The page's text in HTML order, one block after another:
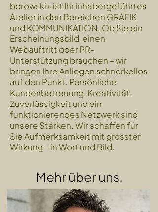
borowski+ ist Ihr inhabergeführtes
Atelier in den Bereichen GRAFIK
und KOMMUNIKATION. Ob Sie ein
Erscheinungsbild, einen
Webauftritt oder PR-
Unterstützung brauchen – wir
bringen Ihre Anliegen schnörkellos
auf den Punkt. Persönliche
Kundenbetreuung, Kreativität,
Zuverlässigkeit und ein
funktionierendes Netzwerk sind
unsere Stärken. Wir schaffen für
Sie Aufmerksamkeit mit grösster
Wirkung – in Wort und Bild.
Mehr über uns.